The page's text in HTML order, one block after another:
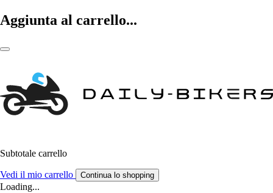
Aggiunta al carrello...
Subtotale carrello
Vedi il mio carrello Continua lo shopping
Loading...